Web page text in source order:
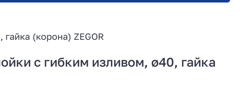
(корона) ZEGOR
с гибким изливом, ø40, гайка